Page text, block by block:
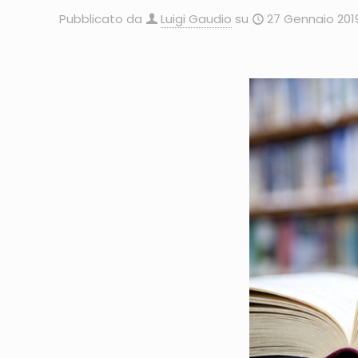
Pubblicato da Luigi Gaudio su 27 Gennaio